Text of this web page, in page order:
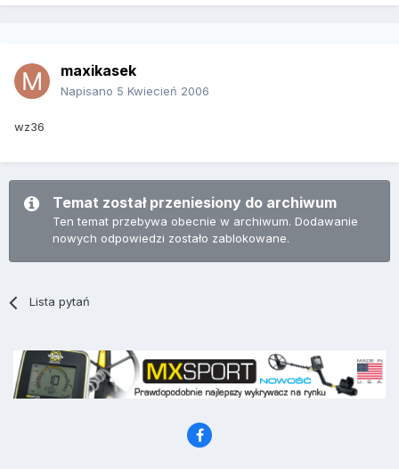
maxikasek
Napisano 5 Kwiecień 2006
wz36
Temat został przeniesiony do archiwum
Ten temat przebywa obecnie w archiwum. Dodawanie
nowych odpowiedzi zostało zablokowane.
Lista pytań